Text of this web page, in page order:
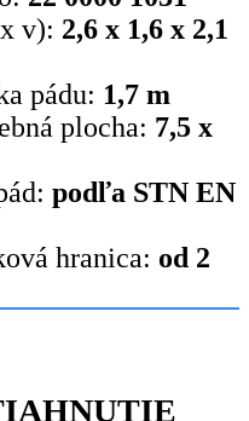
v): 2,6 x 1,6 x 2,1
pádu: 1,7 m
plocha: 7,5 x
podľa STN EN
hranica: od 2